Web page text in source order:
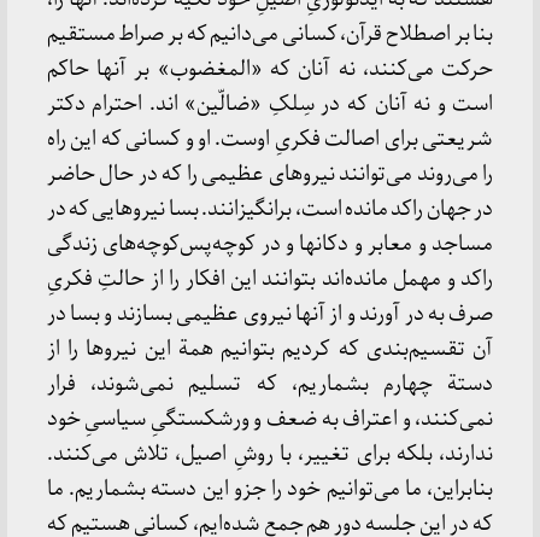
بنا بر اصطلاح‌ قرآن‌، کسانی‌ می‌دانیم‌ که‌ بر صراط‌ مستقیم‌
حرکت‌ می‌کنند، نه‌ آنان‌ که‌ «المغضوب‌» بر آنها حاکم‌
است‌ و نه‌ آنان‌ که‌ در سِلکِ «ضالّین‌» اند. احترام‌ دکتر
شریعتی‌ برای‌ اصالت‌ فکریِ اوست‌. او و کسانی‌ که‌ این‌ راه‌
را می‌روند می‌توانند نیروهای‌ عظیمی‌ را که‌ در حال‌ حاضر
در جهان‌ راکد مانده‌ است‌، برانگیزانند. بسا نیروهایی‌ که‌ در
مساجد و معابر و دکانها و در کوچه‌پس‌کوچه‌های‌ زندگی‌
راکد و مهمل‌ مانده‌اند بتوانند این‌ افکار را از حالتِ فکریِ
صرف‌ به‌ در آورند و از آنها نیروی‌ عظیمی‌ بسازند و بسا در
آن‌ تقسیم‌بندی‌ که‌ کردیم‌ بتوانیم‌ همة‌ این‌ نیروها را از
دستة‌ چهارم‌ بشماریم‌، که‌ تسلیم‌ نمی‌شوند، فرار
نمی‌کنند، و اعتراف‌ به‌ ضعف‌ و ورشکستگیِ سیاسیِ خود
ندارند، بلکه‌ برای‌ تغییر، با روشِ اصیل‌، تلاش‌ می‌کنند.
بنابراین‌، ما می‌توانیم‌ خود را جزو این‌ دسته‌ بشماریم‌. ما
که‌ در این‌ جلسه‌ دور هم‌ جمع‌ شده‌ایم‌، کسانی‌ هستیم‌ که‌